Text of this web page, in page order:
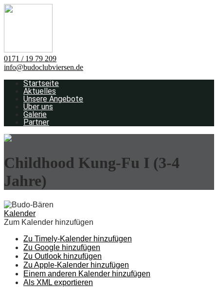
0171 / 19 79 209
info@budoclubviersen.de
Startseite
Aktuelles
Unsere Angebote
Über uns
Galerie
Partner
Childhood Kung-Fu I (3-4
Jahre)
Kalender
Zum Kalender hinzufügen
Zu Timely-Kalender hinzufügen
Zu Google hinzufügen
Zu Outlook hinzufügen
Zu Apple-Kalender hinzufügen
Einem anderen Kalender hinzufügen
Als XML exportieren